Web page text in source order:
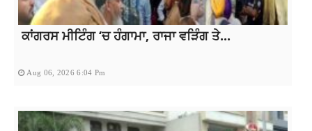
ਕਾਂਗਰਸ ਮੀਟਿੰਗ ‘ਚ ਹੰਗਾਮਾ, ਰਾਜਾ ਵੜਿੰਗ ਤੇ...
Aug 06, 2026 6:04 Pm